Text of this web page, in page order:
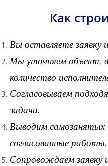
Как
Вы оставляете заявку
Мы уточняем объект,
количество
Согласовываем
задачи.
Выводим самозанятых
согласованные работы.
Сопровождаем заявку